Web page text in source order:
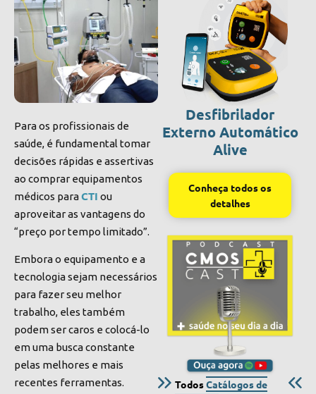
Para os profissionais de
saúde, é fundamental tomar
decisões rápidas e assertivas
ao comprar equipamentos
médicos paraCTI ou
aproveitar as vantagens do
“preço por tempo limitado”.
Embora o equipamento e a
tecnologia sejam necessários
para fazer seu melhor
trabalho, eles também
podem ser caros e colocá-lo
em uma busca constante
pelas melhores e mais
recentes ferramentas.
Desfibrilador
Externo Automático
Alive
Conheça todos os
detalhes
TodosCatálogos de